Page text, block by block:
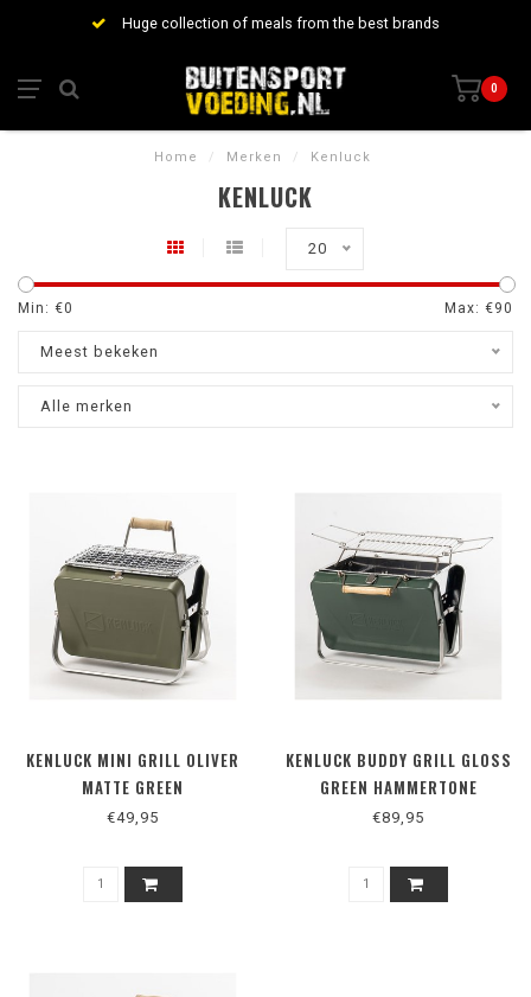
Huge collection of meals from the best brands
0
Home / Merken / Kenluck
KENLUCK
20
Min: €0 Max: €90
Meest bekeken
Alle merken
KENLUCK MINI GRILL OLIVER
MATTE GREEN
€49,95
KENLUCK BUDDY GRILL GLOSS
GREEN HAMMERTONE
€89,95